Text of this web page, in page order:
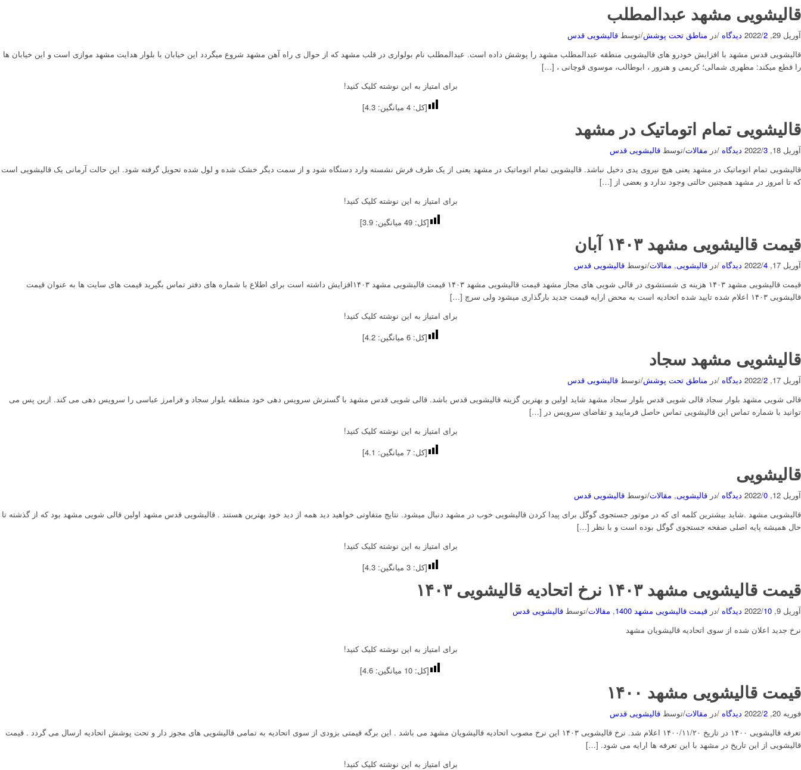
قالیشویی مشهد عبدالمطلب
آوریل 29, 2022 /2 دیدگاه /در مناطق تحت پوشش/توسط قالیشویی قدس
قالیشویی قدس مشهد با افزایش خودرو های قالیشویی منطقه عبدالمطلب مشهد را پوشش داده است. عبدالمطلب نام بولواری در قلب مشهد که از حوال ی راه آهن مشهد شروع میگردد این خیابان با بلوار هدایت مشهد موازی است و این خیابان ها
را قطع میکند: مطهری شمالی؛ کریمی و هنرور ، ابوطالب، موسوی قوچانی ، […]
برای امتیاز به این نوشته کلیک کنید!
[کل:4 میانگین:4.3
]
قالیشویی تمام اتوماتیک در مشهد
آوریل 18, 2022 /3 دیدگاه /در مقالات/توسط قالیشویی قدس
قالیشویی تمام اتوماتیک در مشهد یعنی هیچ نیروی یدی دخیل نباشد. قالیشویی تمام اتوماتیک در مشهد یعنی از یک طرف فرش نشسته وارد دستگاه شود و از سمت دیگر خشک شده و لول شده تحویل گرفته شود. این حالت آرمانی یک قالیشویی است
که تا امروز در مشهد همچنین حالتی وجود ندارد و بعضی از […]
برای امتیاز به این نوشته کلیک کنید!
[کل: 49 میانگین: 3.9
]
قیمت قالیشویی مشهد ۱۴۰۳ آبان
آوریل 17, 2022 /4 دیدگاه /در قالیشویی, مقالات/توسط قالیشویی قدس
قیمت قالیشویی مشهد ۱۴۰۳ هزینه ی شستشوی در قالی شویی های مجاز مشهد قیمت قالیشویی مشهد ۱۴۰۳ قیمت قالیشویی مشهد ۱۴۰۳افزایش داشته است برای اطلاع با شماره های دفتر تماس بگیرید قیمت های سایت ها به عنوان قیمت
قالیشویی ۱۴۰۳ اعلام شده تایید شده اتحادیه است به محض ارایه قیمت جدید بارگذاری میشود ولی سرچ […]
برای امتیاز به این نوشته کلیک کنید!
[کل:6 میانگین:4.2
]
قالیشویی مشهد سجاد
آوریل 17, 2022 /2 دیدگاه /در مناطق تحت پوشش/توسط قالیشویی قدس
قالی شویی مشهد بلوار سجاد قالی شویی قدس بلوار سجاد مشهد شاید اولین و بهترین گزینه قالیشویی قدس باشد. قالی شویی قدس مشهد با گسترش سرویس دهی خود منطقه بلوار سجاد و فرامرز عباسی را سرویس دهی می کند. ازین پس می
توانید با شماره تماس این قالیشویی تماس حاصل فرمایید و تقاضای سرویس در […]
برای امتیاز به این نوشته کلیک کنید!
[کل:7 میانگین: 4.1
]
قالیشویی
آوریل 12, 2022 /0 دیدگاه /در قالیشویی, مقالات/توسط قالیشویی قدس
قالیشویی مشهد .شاید بیشترین کلمه ای که در موتور جستجوی گوگل برای پیدا کردن قالیشویی خوب در مشهد دنبال میشود. نتایج متفاوتی خواهید دید همه از دید خود بهترین هستند . قالیشویی قدس مشهد اولین قالی شویی مشهد بود که از گذشته تا
حال همیشه پایه اصلی صفحه جستجوی گوگل بوده است و با نظر […]
برای امتیاز به این نوشته کلیک کنید!
[کل:3 میانگین:4.3
]
قیمت قالیشویی مشهد ۱۴۰۳ نرخ اتحادیه قالیشویی ۱۴۰۳
آوریل 9, 2022 /10 دیدگاه /در قیمت قالیشویی مشهد 1400 , مقالات/توسط قالیشویی قدس
نرخ جدید اعلان شده از سوی اتحادیه قالیشویان مشهد
برای امتیاز به این نوشته کلیک کنید!
[کل: 10 میانگین: 4.6
]
قیمت قالیشویی مشهد ۱۴۰۰
فوریه 20, 2022 /2 دیدگاه /در مقالات/توسط قالیشویی قدس
تعرفه قالیشویی ۱۴۰۰ در تاریخ ۱۴۰۰/۱۱/۲۰ اعلام شد. نرخ قالیشویی ۱۴۰۳ این نرخ مصوب اتحادیه قالیشویان مشهد می باشد . این برگه قیمتی بزودی از سوی اتحادیه به تمامی قالیشویی های مجوز دار و تحت پوشش اتحادیه ارسال می گردد . قیمت
قالیشویی از این تاریخ در مشهد با این تعرفه ها ارایه می شود. […]
برای امتیاز به این نوشته کلیک کنید!